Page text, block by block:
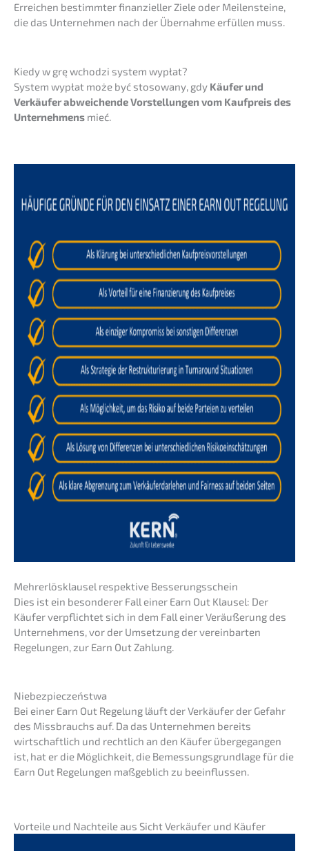
Errei­chen bestimm­ter finan­zi­el­ler Ziele oder Meilen­stei­ne,
die das Unter­neh­men nach der Übernah­me erfül­len muss.
Kiedy w grę wchod­zi system wypłat?
System wypłat może być stoso­wa­ny, gdy Käufer und
Verkäu­fer abwei­chen­de Vorstel­lun­gen vom Kaufpreis des
Unter­neh­mens mieć.
Mehrerlös­klau­sel respek­ti­ve Besserungsschein
Dies ist ein beson­de­rer Fall einer Earn Out Klausel: Der
Käufer verpflich­tet sich in dem Fall einer Veräu­ße­rung des
Unter­neh­mens, vor der Umset­zung der verein­bar­ten
Regelun­gen, zur Earn Out Zahlung.
Niebez­piec­zeńst­wa
Bei einer Earn Out Regelung läuft der Verkäu­fer der Gefahr
des Missbrauchs auf. Da das Unter­neh­men bereits
wirtschaft­lich und recht­lich an den Käufer überge­gan­gen
ist, hat er die Möglich­keit, die Bemes­sungs­grund­la­ge für die
Earn Out Regelun­gen maßgeb­lich zu beeinflussen.
Vortei­le und Nachtei­le aus Sicht Verkäu­fer und Käufer